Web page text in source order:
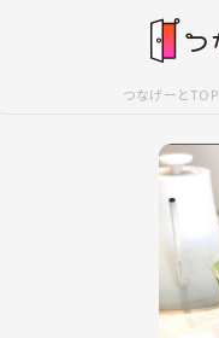
つなげーとTOP